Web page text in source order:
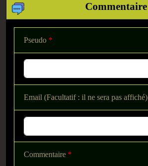
Commentaire
Pseudo *
Email (Facultatif : il ne sera pas affiché)
Commentaire *